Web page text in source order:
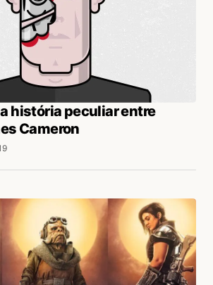
a história peculiar entre
Cameron